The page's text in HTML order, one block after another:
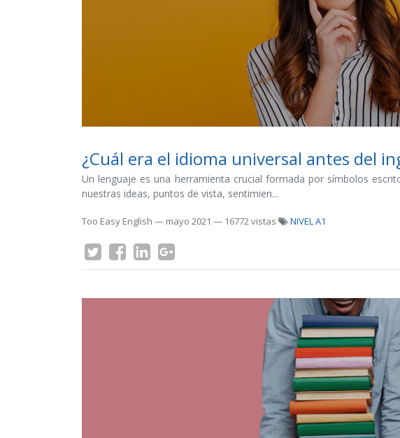
¿Cuál era el idioma universal antes del
Un lenguaje es una herramienta crucial formada por símbolos
nuestras ideas, puntos de vista, sentimien...
Too Easy English — mayo 2021 — 16772 vistas NIVEL A1